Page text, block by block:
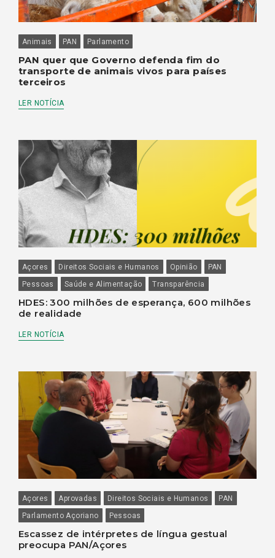
Animais PAN Parlamento
PAN quer que Governo defenda fim do
transporte de animais vivos para países
terceiros
LER NOTÍCIA
Açores Direitos Sociais e Humanos Opinião
PAN
Pessoas
Saúde e Alimentação Transparência
HDES: 300 milhões de esperança, 600 milhões
de realidade
LER NOTÍCIA
Açores Aprovadas Direitos Sociais e Humanos
PAN
Parlamento Açoriano
Pessoas
Escassez de intérpretes de língua gestual
preocupa PAN/Açores